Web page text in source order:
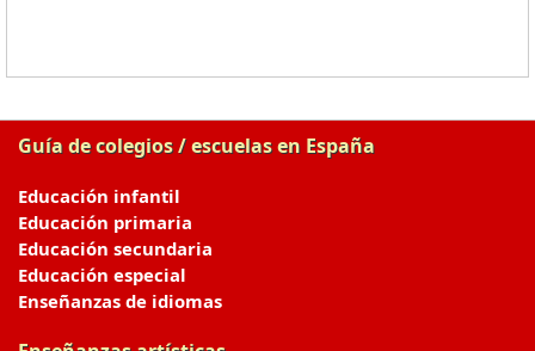
Guía de colegios / escuelas en España
Educación infantil
Educación primaria
Educación secundaria
Educación especial
Enseñanzas de idiomas